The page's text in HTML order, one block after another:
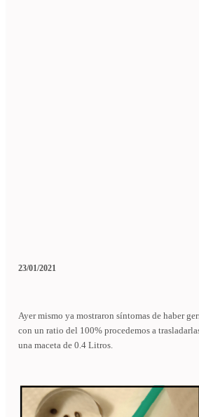
23/01/2021
Ayer mismo ya mostraron síntomas de haber
con un ratio del 100% procedemos a
una maceta de 0.4 Litros.